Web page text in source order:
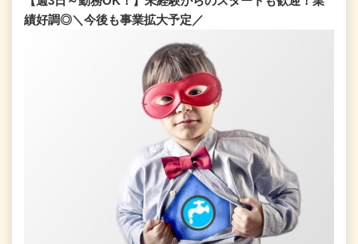
績好調◎＼今後も事業拡大予定／